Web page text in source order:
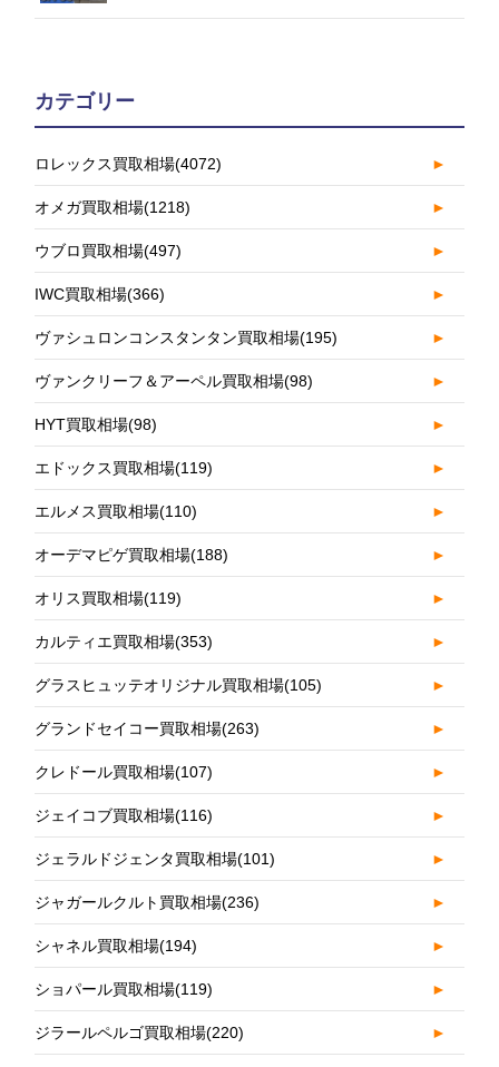
カテゴリー
ロレックス買取相場(4072) ►
オメガ買取相場(1218) ►
ウブロ買取相場(497) ►
IWC買取相場(366) ►
ヴァシュロンコンスタンタン買取相場(195) ►
ヴァンクリーフ＆アーペル買取相場(98) ►
HYT買取相場(98) ►
エドックス買取相場(119) ►
エルメス買取相場(110) ►
オーデマピゲ買取相場(188) ►
オリス買取相場(119) ►
カルティエ買取相場(353) ►
グラスヒュッテオリジナル買取相場(105) ►
グランドセイコー買取相場(263) ►
クレドール買取相場(107) ►
ジェイコブ買取相場(116) ►
ジェラルドジェンタ買取相場(101) ►
ジャガールクルト買取相場(236) ►
シャネル買取相場(194) ►
ショパール買取相場(119) ►
ジラールペルゴ買取相場(220) ►